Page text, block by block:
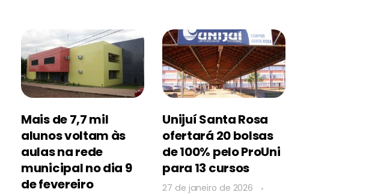
Mais de 7,7 mil
alunos voltam às
aulas na rede
municipal no dia 9
de fevereiro
Unijuí Santa Rosa
ofertará 20 bolsas
de 100% pelo ProUni
para 13 cursos
27 de janeiro de 2026